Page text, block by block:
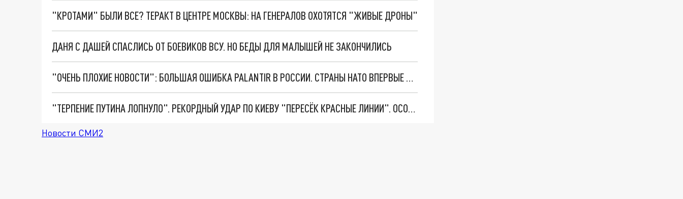
"КРОТАМИ" БЫЛИ ВСЕ? ТЕРАКТ В ЦЕНТРЕ МОСКВЫ: НА ГЕНЕРАЛОВ ОХОТЯТСЯ "ЖИВЫЕ ДРОНЫ"
ДАНЯ С ДАШЕЙ СПАСЛИСЬ ОТ БОЕВИКОВ ВСУ. НО БЕДЫ ДЛЯ МАЛЫШЕЙ НЕ ЗАКОНЧИЛИСЬ
"ОЧЕНЬ ПЛОХИЕ НОВОСТИ": БОЛЬШАЯ ОШИБКА PALANTIR В РОССИИ. СТРАНЫ НАТО ВПЕРВЫЕ ЗА СВО ОСТАНОВИЛИ ПОСТАВКИ ОРУЖИЯ. ВСУ ТЕРЯЮТ ПРИГРАНИЧЬЕ?
"ТЕРПЕНИЕ ПУТИНА ЛОПНУЛО". РЕКОРДНЫЙ УДАР ПО КИЕВУ "ПЕРЕСЁК КРАСНЫЕ ЛИНИИ". ОСОБЫЕ СПЕЦЫ КНДР НА ЛБС? ТАЙНЫЕ ПЕРЕГОВОРЫ ЕВРОПЫ И МОСКВЫ
Новости СМИ2